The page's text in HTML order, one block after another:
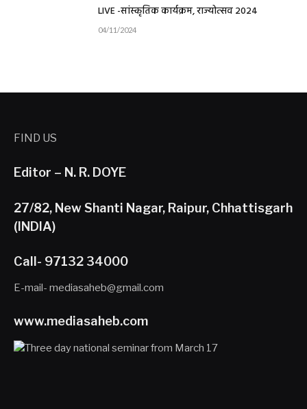
LIVE -सांस्कृतिक कार्यक्रम, राज्योत्सव 2024
04/11/2024
FIND US
Editor – N. R. DOYE
27/82, New Shanti Nagar, Raipur, Chhattisgarh
(INDIA)
Call- 97132 34000
E-mail- mediasaheb@gmail.com
www.mediasaheb.com